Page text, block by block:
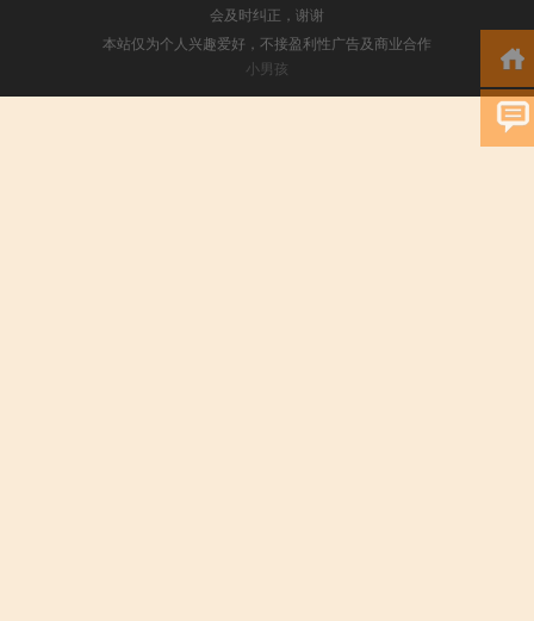
会及时纠正，谢谢
本站仅为个人兴趣爱好，不接盈利性广告及商业合作
小男孩